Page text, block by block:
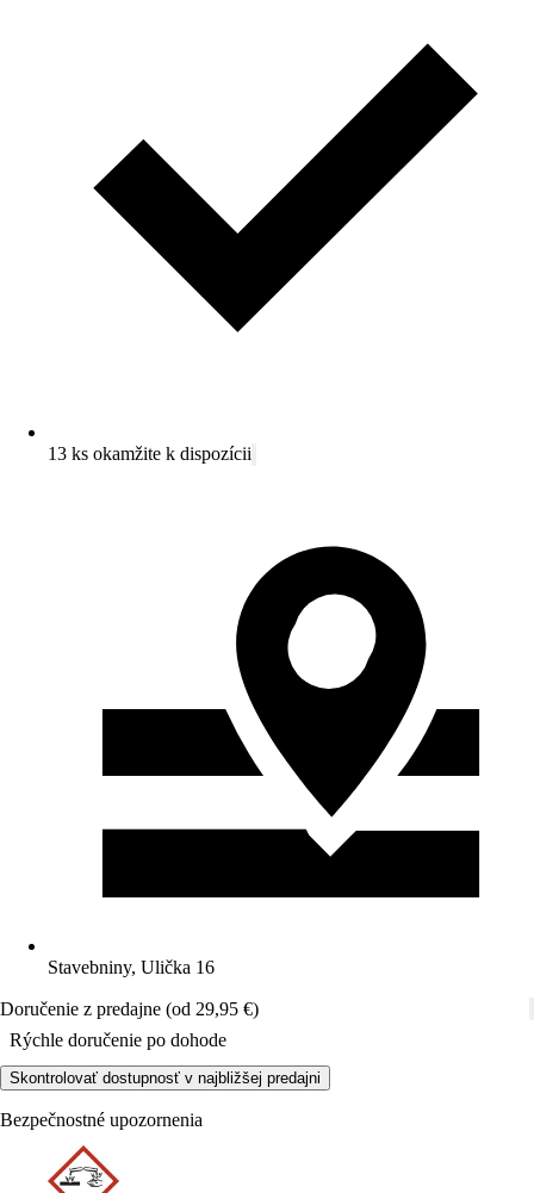
13 ks okamžite k dispozícii
Stavebniny, Ulička 16
Doručenie z predajne (od 29,95 €)
Rýchle doručenie po dohode
Skontrolovať dostupnosť v najbližšej predajni
Bezpečnostné upozornenia